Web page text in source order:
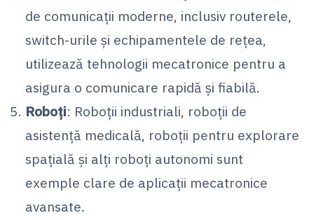
de comunicații moderne, inclusiv routerele,
switch-urile și echipamentele de rețea,
utilizează tehnologii mecatronice pentru a
asigura o comunicare rapidă și fiabilă.
Roboți: Roboții industriali, roboții de
asistență medicală, roboții pentru explorare
spațială și alți roboți autonomi sunt
exemple clare de aplicații mecatronice
avansate.